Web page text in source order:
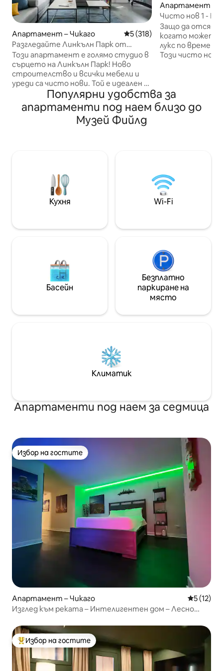
Апартамент – Чикаго Средна оценка: 5 от 5,
5 (318)
Разгледайте Линкълн Парк от
полиран апартамент
Този апартамент е голямо студио в
сърцето на Линкълн Парк! Ново
строителство и всички мебели и
уреди са чисто нови. Той е идеален за
двойка...но също така може да спи 3
-4 за пътуване за момичета или
семейство с малки деца. Въвеждате
с личния си код от клавиатурата,
Разположен в Линкълн Парк, този
апартамент е на няколко крачки от
Армитаж и Халстед Авеню. Наблизо
има хранителни магазини,
червени и кафяви железопътни гари,
около апартамента и ние
предлагаме безплатни стикери за
паркиране в апартамента на
връзка за електромобили, ако имате
Апартамент –
Чисто нов 1 -
луксозен
Защо да
когато можете
лукс по време
Този чисто нов
се. На върха на пръстите ви има
напълно
телевизора;
достатъчно
по -
и др.
Популярни удобства за
апартаменти под наем близо до
Музей Фийлд
Кухня Wi-Fi
Басейн
Безплатно
паркиране на
място
Климатик
Апартаменти под наем за седмица
Избор на гостите
Избор на гостите
Апартамент – Чикаго Средна
5 (12)
Изглед към реката – Интелигентен дом – Лесно
Най-популярен избор на гостите
Избор на гостите